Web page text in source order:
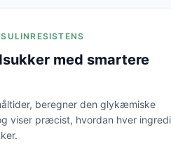
med smartere
beregner den glykæmiske
viser præcist, hvordan hver